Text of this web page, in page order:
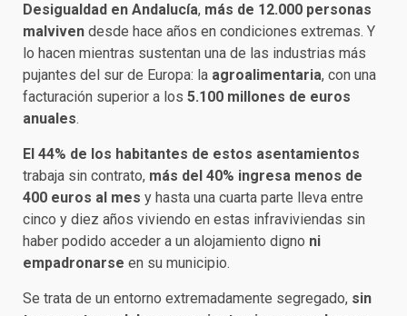
Desigualdad en Andalucía, más de 12.000 personas
malviven desde hace años en condiciones extremas. Y
lo hacen mientras sustentan una de las industrias más
pujantes del sur de Europa: la agroalimentaria, con una
facturación superior a los 5.100 millones de euros
anuales.
El 44% de los habitantes de estos asentamientos
trabaja sin contrato, más del 40% ingresa menos de
400 euros al mes y hasta una cuarta parte lleva entre
cinco y diez años viviendo en estas infraviviendas sin
haber podido acceder a un alojamiento digno ni
empadronarse en su municipio.
Se trata de un entorno extremadamente segregado, sin